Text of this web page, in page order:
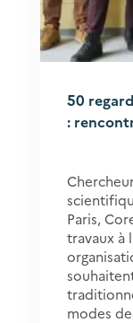
50
:
Paris,
travaux à
modes